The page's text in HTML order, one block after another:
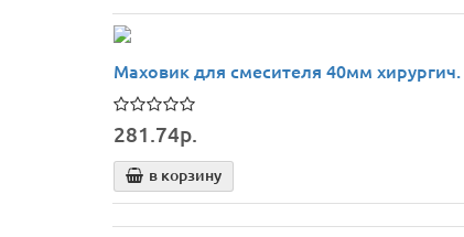
Маховик для смесителя 40мм хирургич.
281.74р.
в корзину